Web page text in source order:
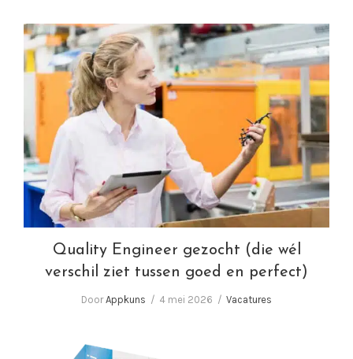
Quality Engineer gezocht (die wél verschil
ziet tussen goed en perfect)
Quality Engineer gezocht (die wél
verschil ziet tussen goed en perfect)
DoorAppkuns 4 mei 2026 Vacatures